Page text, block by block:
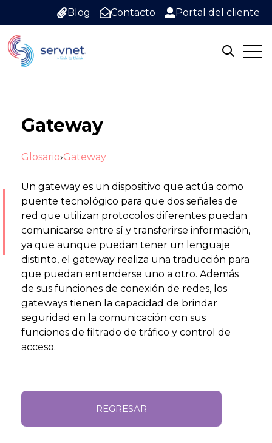
Blog Contacto Portal del cliente
Open
Gateway
Glosario›Gateway
Un gateway es un dispositivo que actúa como
puente tecnológico para que dos señales de
red que utilizan protocolos diferentes puedan
comunicarse entre sí y transferirse información,
ya que aunque puedan tener un lenguaje
distinto, el gateway realiza una traducción para
que puedan entenderse uno a otro. Además
de sus funciones de conexión de redes, los
gateways tienen la capacidad de brindar
seguridad en la comunicación con sus
funciones de filtrado de tráfico y control de
acceso.
REGRESAR